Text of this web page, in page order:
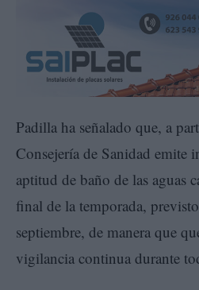
Padilla ha señalado que, a
Consejería de Sanidad emite
aptitud de baño de las aguas
final de la temporada,
septiembre, de manera que
vigilancia continua durante